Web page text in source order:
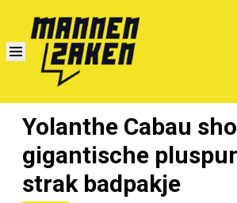
Yolanthe Cabau
gigantische
strak badpakje